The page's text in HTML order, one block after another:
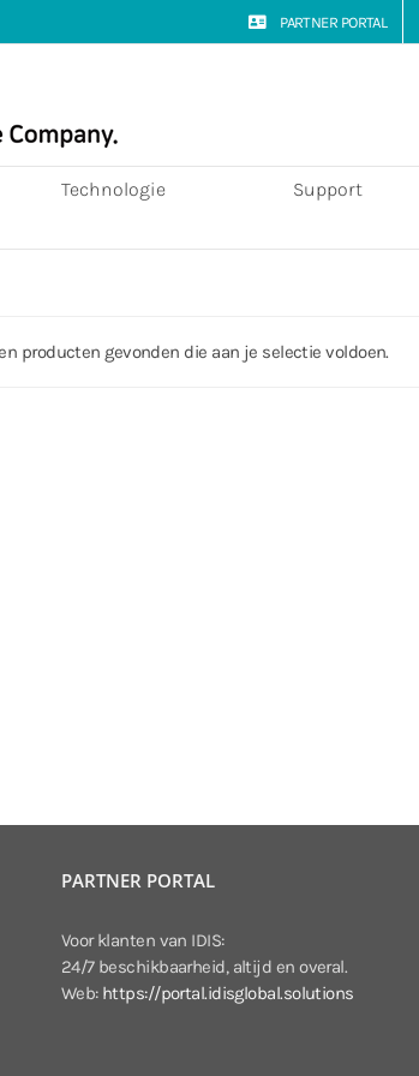
PARTNER PORTAL
Technologie Support
producten gevonden die aan je selectie voldoen.
PARTNER PORTAL
Voor klanten van IDIS:
24/7 beschikbaarheid, altijd en overal.
Web: https://portal.idisglobal.solutions